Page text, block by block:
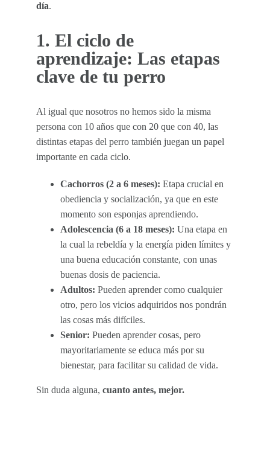
día.
1. El ciclo de
aprendizaje: Las etapas
clave de tu perro
Al igual que nosotros no hemos sido la misma
persona con 10 años que con 20 que con 40, las
distintas etapas del perro también juegan un papel
importante en cada ciclo.
Cachorros (2 a 6 meses): Etapa crucial en
obediencia y socialización, ya que en este
momento son esponjas aprendiendo.
Adolescencia (6 a 18 meses): Una etapa en
la cual la rebeldía y la energía piden límites y
una buena educación constante, con unas
buenas dosis de paciencia.
Adultos: Pueden aprender como cualquier
otro, pero los vicios adquiridos nos pondrán
las cosas más difíciles.
Senior: Pueden aprender cosas, pero
mayoritariamente se educa más por su
bienestar, para facilitar su calidad de vida.
Sin duda alguna, cuanto antes, mejor.